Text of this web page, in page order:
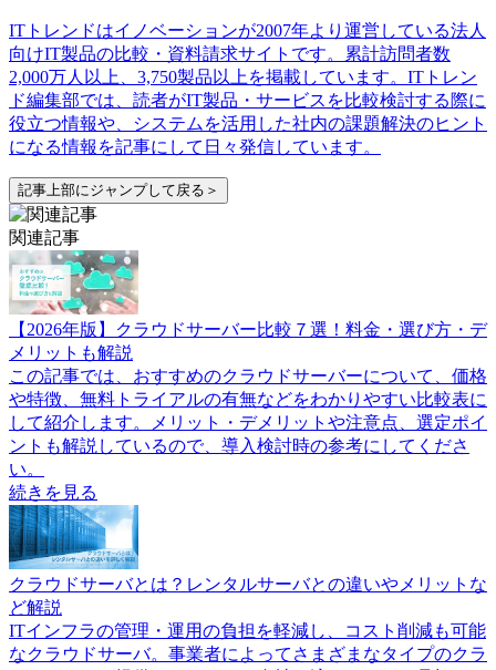
ITトレンドはイノベーションが2007年より運営している法人
向けIT製品の比較・資料請求サイトです。累計訪問者数
2,000万人以上、3,750製品以上を掲載しています。ITトレン
ド編集部では、読者がIT製品・サービスを比較検討する際に
役立つ情報や、システムを活用した社内の課題解決のヒント
になる情報を記事にして日々発信しています。
記事上部にジャンプして戻る＞
関連記事
【2026年版】クラウドサーバー比較７選！料金・選び方・デ
メリットも解説
この記事では、おすすめのクラウドサーバーについて、価格
や特徴、無料トライアルの有無などをわかりやすい比較表に
して紹介します。メリット・デメリットや注意点、選定ポイ
ントも解説しているので、導入検討時の参考にしてくださ
い。
続きを見る
クラウドサーバとは？レンタルサーバとの違いやメリットな
ど解説
ITインフラの管理・運用の負担を軽減し、コスト削減も可能
なクラウドサーバ。事業者によってさまざまなタイプのクラ